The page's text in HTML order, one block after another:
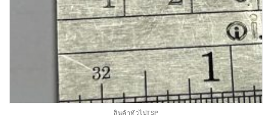
สินค้าทั่วไปTSP